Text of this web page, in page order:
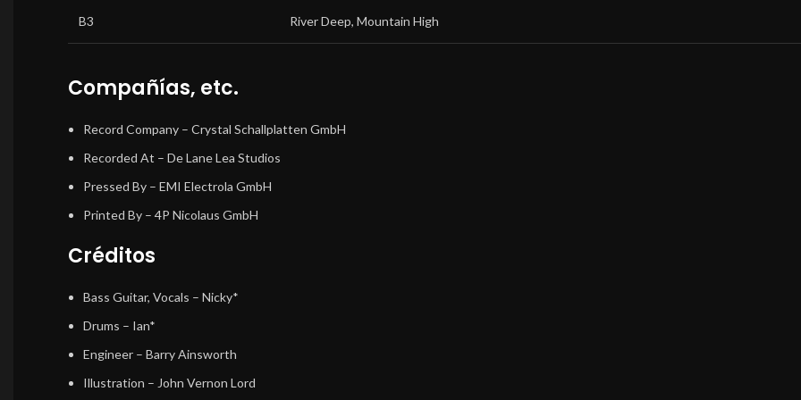
B3 River Deep, Mountain High
Compañías, etc.
Record Company – Crystal Schallplatten GmbH
Recorded At – De Lane Lea Studios
Pressed By – EMI Electrola GmbH
Printed By – 4P Nicolaus GmbH
Créditos
Bass Guitar, Vocals – Nicky*
Drums – Ian*
Engineer – Barry Ainsworth
Illustration – John Vernon Lord